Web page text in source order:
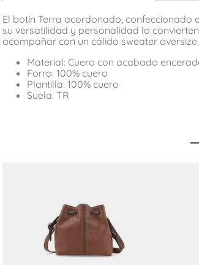
El botín Terra acordonado, confeccionado
su versatilidad y personalidad lo
acompañar con un cálido sweater oversize.
Material: Cuero con acabado
Forro: 100% cuero
Plantilla: 100% cuero
Suela: TR